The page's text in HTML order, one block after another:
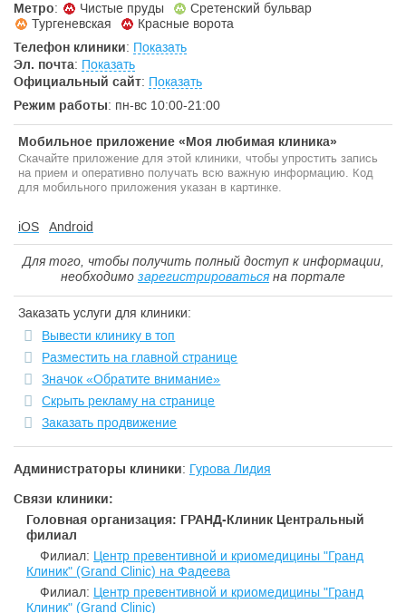
Метро: Чистые пруды
Сретенский бульвар
Тургеневская
Красные ворота
Телефон клиники: Показать
Эл. почта: Показать
Официальный сайт: Показать
Режим работы: пн-вс 10:00-21:00
Мобильное приложение «Моя любимая клиника»
Скачайте приложение для этой клиники, чтобы упростить запись
на прием и оперативно получать всю важную информацию. Код
для мобильного приложения указан в картинке.
iOS Android
Для того, чтобы получить полный доступ к информации,
необходимо зарегистрироватьсяна портале
Заказать услуги для клиники:
Вывести клинику в топ
Разместить на главной странице
Значок «Обратите внимание»
Скрыть рекламу на странице
Заказать продвижение
Администраторы клиники: Гурова Лидия
Связи клиники:
Головная организация: ГРАНД-Клиник Центральный
филиал
Филиал: Центр превентивной и криомедицины "Гранд
Клиник" (Grand Clinic) на Фадеева
Филиал: Центр превентивной и криомедицины "Гранд
Клиник" (Grand Clinic)